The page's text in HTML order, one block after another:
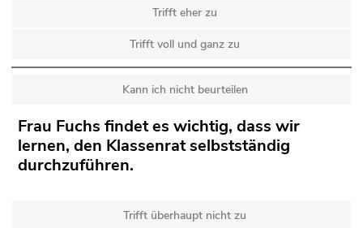
Trifft eher zu
Trifft voll und ganz zu
Kann ich nicht beurteilen
Frau Fuchs findet es wichtig, dass wir
lernen, den Klassenrat selbstständig
durchzuführen.
Trifft überhaupt nicht zu